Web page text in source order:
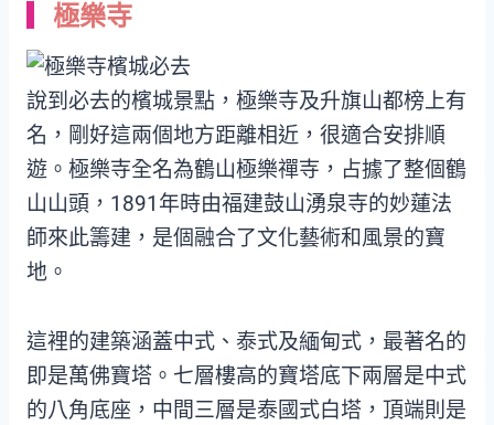
極樂寺
說到必去的檳城景點，極樂寺及升旗山都榜上有
名，剛好這兩個地方距離相近，很適合安排順
遊。極樂寺全名為鶴山極樂禪寺，占據了整個鶴
山山頭，1891年時由福建鼓山湧泉寺的妙蓮法
師來此籌建，是個融合了文化藝術和風景的寶
地。
這裡的建築涵蓋中式、泰式及緬甸式，最著名的
即是萬佛寶塔。七層樓高的寶塔底下兩層是中式
的八角底座，中間三層是泰國式白塔，頂端則是